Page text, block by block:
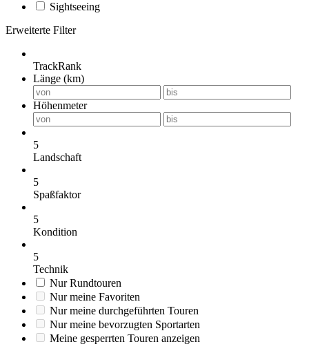
Sightseeing
Erweiterte Filter
TrackRank
Länge (km)
Höhenmeter
5
Landschaft
5
Spaßfaktor
5
Kondition
5
Technik
Nur Rundtouren
Nur meine Favoriten
Nur meine durchgeführten Touren
Nur meine bevorzugten Sportarten
Meine gesperrten Touren anzeigen